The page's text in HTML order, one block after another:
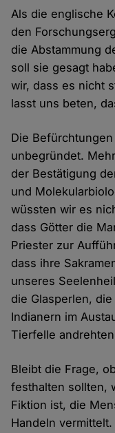
Als die englische
den
die Abstammung
soll sie gesagt
wir, dass es nicht
lasst uns beten,
Die
unbegründet.
der Bestätigung
und
wüssten wir es
dass Götter die
Priester zur
dass ihre
unseres
die Glasperlen,
Indianern im
Tierfelle
Bleibt die Frage,
festhalten sollten,
Fiktion ist, die
Handeln